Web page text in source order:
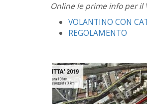
Online le prime info per il
VOLANTINO CON
REGOLAMENTO